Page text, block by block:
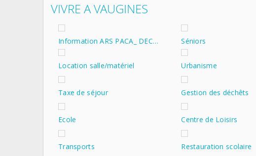
VIVRE A VAUGINES
Information ARS PACA_ DEC… Séniors
Location salle/matériel Urbanisme
Taxe de séjour Gestion des déchêts
Ecole Centre de Loisirs
Transports Restauration scolaire